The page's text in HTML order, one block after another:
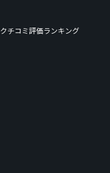
クチコミ評価ランキング